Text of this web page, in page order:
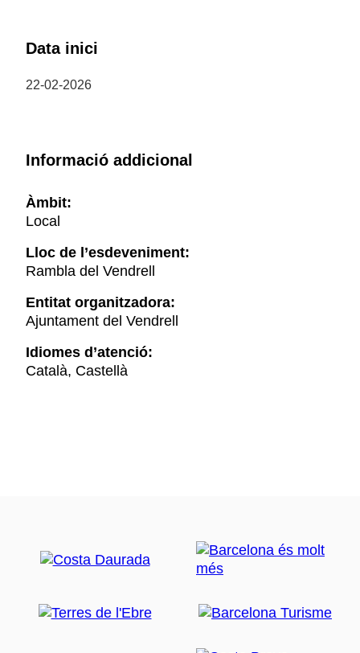
Data inici
22-02-2026
Informació addicional
Àmbit:
Local
Lloc de l’esdeveniment:
Rambla del Vendrell
Entitat organitzadora:
Ajuntament del Vendrell
Idiomes d’atenció:
Català, Castellà